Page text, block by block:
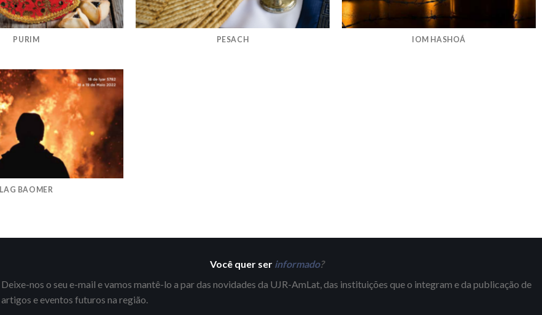
PURIM PESACH IOM HASHOÁ
LAG BAOMER
Você quer ser informado?
Deixe-nos o seu e-mail e vamos mantê-lo a par das novidades da UJR-AmLat, das instituições que o integram e da publicação de
artigos e eventos futuros na região.